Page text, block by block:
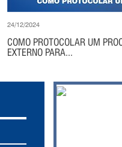
24/12/2024
COMO PROTOCOLAR UM
EXTERNO PARA...